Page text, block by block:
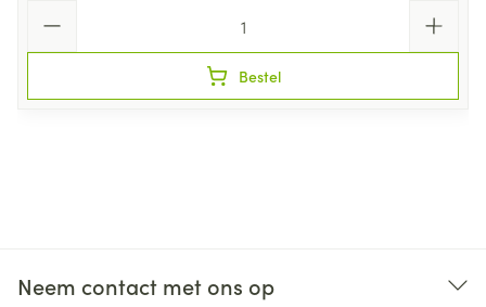
Bestel
Neem contact met ons op